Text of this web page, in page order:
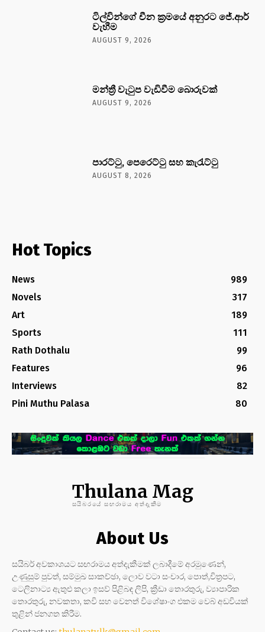
ටිල්වින්ගේ චීන ක්‍රමයේ අනුරට ජේ.ආර්
වැහීම
AUGUST 9, 2026
මන්ත්‍රී වැටුප වැඩිවීම බොරුවක්
AUGUST 9, 2026
පාරට්ටු, පෙරෙට්ටු සහ කැරැට්ටු
AUGUST 8, 2026
Hot Topics
News
989
Novels
317
Art
189
Sports
111
Rath Dothalu
99
Features
96
Interviews
82
Pini Muthu Palasa
80
Thulana Mag
සයිබරයේ සඟරාමය අත්දැකීම
About Us
සයිබර් අවකාශයට සඟරාමය අත්දැකීමක් ලබාදීමේ අරමුණෙන්,
උණුසුම් පුවත්, සම්මුඛ සාකච්ඡා, ලොව වටා සංචාර, පොත්,චිත්‍රපට,
ටෙලිනාට්‍ය ඇතුළු කලා ඉසව් පිළිබඳ ලිපි, ක්‍රීඩා තොරතුරු, ව්‍යාපාරික
තොරතුරු, නවකතා, කවි සහ වෙනත් විශේෂාංග එකම වෙබ් අඩවියක්
තුළින් ජනගත කිරීම.